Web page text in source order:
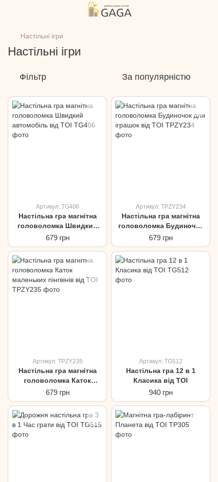
Настільні ігри
Настільні ігри
Фільтр За популярністю
Артикул: TG406
Настільна гра магнітна
головоломка Швидкий
автомобіль від TOI
679 грн
Артикул: TPZY234
Настільна гра магнітна
головоломка Будиночок
для іграшок від TOI
679 грн
Артикул: TPZY235
Настільна гра магнітна
головоломка Каток
маленьких пінгвінів від
TOI
679 грн
Артикул: TG512
Настільна гра 12 в 1
Класика від TOI
940 грн